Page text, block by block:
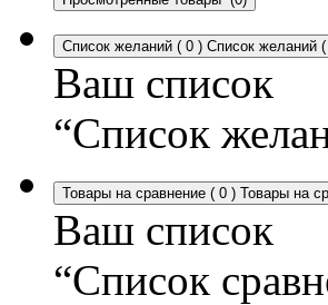
Список желаний ( 0 ) Список желаний (
Ваш список
“Список
Товары на сравнение ( 0 ) Товары на
Ваш список
“Список